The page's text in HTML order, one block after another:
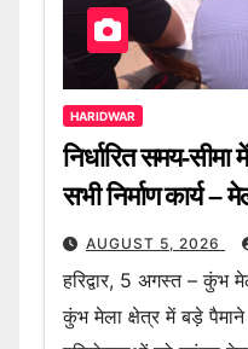
HARIDWAR
निर्धारित समय-
सभी निर्माण कार्य –
AUGUST 5, 2026
हरिद्वार, 5 अगस्त – कुंभ
कुंभ मेला क्षेत्र में बड़े